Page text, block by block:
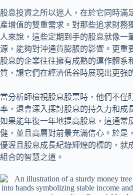
股息投資之所以迷人，在於它同時滿
產增值的雙重需求。對那些追求財務
人來說，這些定期到手的股息就像一
源，能夠對沖通貨膨脹的影響。更重
股息的企業往往擁有成熟的運作體系
質，讓它們在經濟低谷時展現出更強
當分析師檢視股息股票時，他們不僅
率，還會深入探討股息的持久力和成
如果能年復一年地提高股息，這通常
健，並且高層對前景充滿信心。於是
優渥且股息成長紀錄輝煌的標的，就
組合的智慧之道。